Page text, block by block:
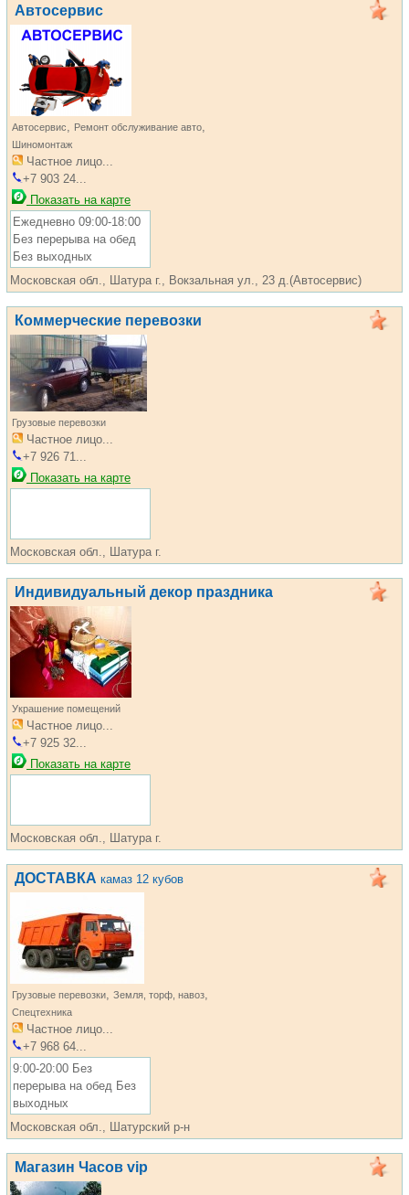
Автосервис
Автосервис, Ремонт обслуживание авто,
Шиномонтаж
Частное лицо...
+7 903 24...
Показать на карте
Ежедневно 09:00-18:00
Без перерыва на обед
Без выходных
Московская обл., Шатура г., Вокзальная ул., 23 д.(Автосервис)
Коммерческие перевозки
Грузовые перевозки
Частное лицо...
+7 926 71...
Показать на карте
Московская обл., Шатура г.
Индивидуальный декор праздника
Украшение помещений
Частное лицо...
+7 925 32...
Показать на карте
Московская обл., Шатура г.
ДОСТАВКА камаз 12 кубов
Грузовые перевозки, Земля, торф, навоз,
Спецтехника
Частное лицо...
+7 968 64...
9:00-20:00 Без
перерыва на обед Без
выходных
Московская обл., Шатурский р-н
Магазин Часов vip